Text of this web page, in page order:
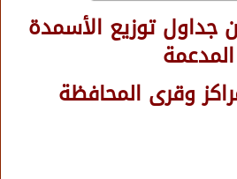
جداول توزيع الأسمدة
المدعمة
وقرى المحافظة